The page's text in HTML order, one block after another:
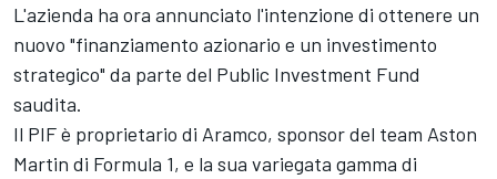
L'azienda ha ora annunciato l'intenzione di ottenere un
nuovo "finanziamento azionario e un investimento
strategico" da parte del Public Investment Fund
saudita.
Il PIF è proprietario di Aramco, sponsor del team Aston
Martin di Formula 1, e la sua variegata gamma di